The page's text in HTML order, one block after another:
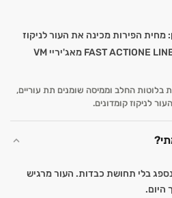
בלוטות החלב וממיסה שומנים תת עוריים,
לניקוז קומדונים.
בלי תחושת כבדות. העור מרגיש
היום.